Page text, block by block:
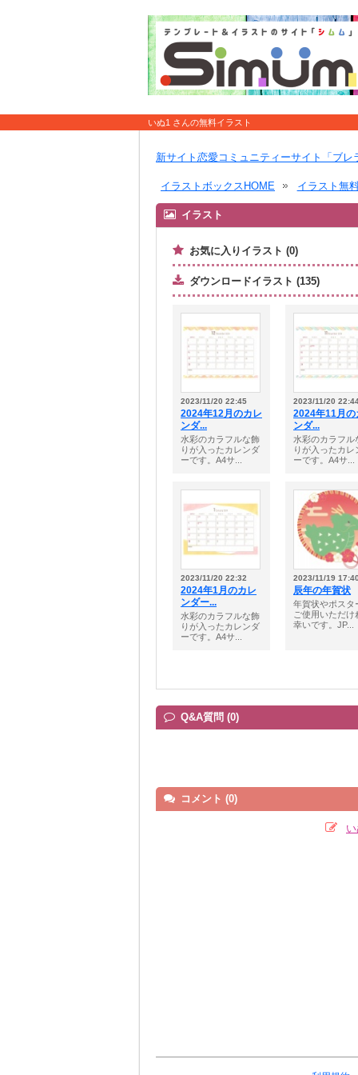
いぬ1 さんの無料イラスト
新サイト恋愛コミュニティーサイト「ブレ
イラストボックスHOME イラスト無
イラスト
お気に入りイラスト (0)
ダウンロードイラスト (135)
2023/11/20 22:45
2024年12月のカレ
ンダ...
水彩のカラフルな飾
りが入ったカレンダ
ーです。A4サ...
2023/11/20
2024年11月の
ンダ...
水彩のカラフル
りが入ったカレ
ーです。A4サ...
2023/11/20 22:32
2024年1月のカレ
ンダー...
水彩のカラフルな飾
りが入ったカレンダ
ーです。A4サ...
2023/11/19
辰年の年賀状
年賀状やポスタ
ご使用いただけ
幸いです。JP...
Q&A質問 (0)
コメント (0)